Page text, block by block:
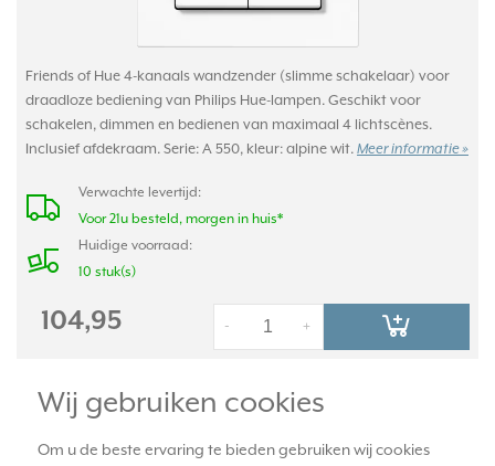
Wij gebruiken cookies
Om u de beste ervaring te bieden gebruiken wij cookies
Friends of Hue 4-kanaals wandzender (slimme schakelaar) voor
draadloze bediening van Philips Hue-lampen. Geschikt voor
schakelen, dimmen en bedienen van maximaal 4 lichtscènes.
Inclusief afdekraam. Serie: A 550, kleur: alpine wit. Meer informatie »
Verwachte levertijd:
Voor 21u besteld, morgen in huis*
Huidige voorraad:
10 stuk(s)
104,95 +
-